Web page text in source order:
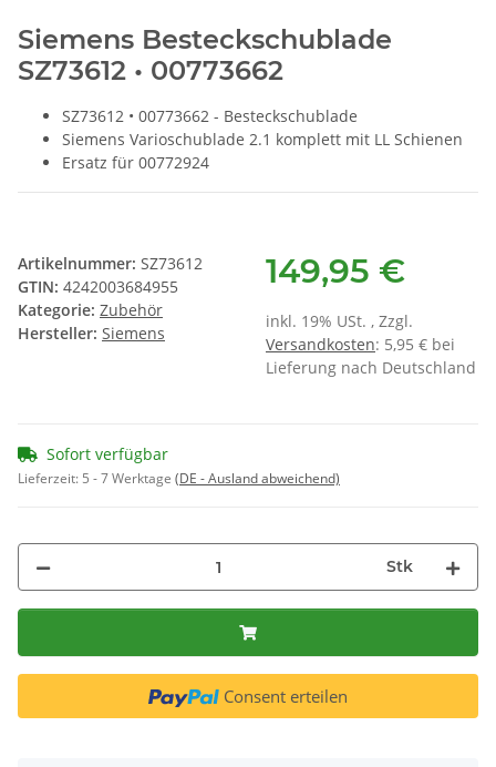
Siemens Besteckschublade
SZ73612 • 00773662
SZ73612 • 00773662 - Besteckschublade
Siemens Varioschublade 2.1 komplett mit LL Schienen
Ersatz für 00772924
Artikelnummer: SZ73612
GTIN: 4242003684955
Kategorie: Zubehör
Hersteller: Siemens
149,95 €
inkl. 19% USt. , Zzgl.
Versandkosten: 5,95 € bei
Lieferung nach Deutschland
Sofort verfügbar
Lieferzeit: 5 - 7 Werktage (DE - Ausland abweichend)
Stk
Consent erteilen